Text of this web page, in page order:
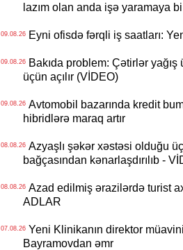
lazım olan anda işə yaramaya
09.08.26Eyni ofisdə fərqli iş saatları:
09.08.26Bakıda problem: Çətirlər
üçün açılır (VİDEO)
09.08.26Avtomobil bazarında kredit
hibridlərə maraq artır
08.08.26Azyaşlı şəkər xəstəsi olduğu
bağçasından kənarlaşdırılıb -
08.08.26Azad edilmiş ərazilərdə turist
ADLAR
07.08.26Yeni Klinikanın direktor müavini
Bayramovdan əmr